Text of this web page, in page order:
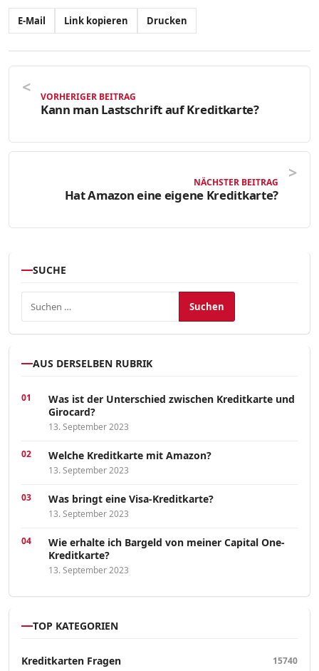
E-Mail Link kopieren Drucken
VORHERIGER BEITRAG
Kann man Lastschrift auf Kreditkarte?
NÄCHSTER BEITRAG
Hat Amazon eine eigene Kreditkarte?
SUCHE
Suchen nach:
AUS DERSELBEN RUBRIK
Was ist der Unterschied zwischen Kreditkarte und
Girocard?
13. September 2023
Welche Kreditkarte mit Amazon?
13. September 2023
Was bringt eine Visa-Kreditkarte?
13. September 2023
Wie erhalte ich Bargeld von meiner Capital One-
Kreditkarte?
13. September 2023
TOP KATEGORIEN
Kreditkarten Fragen 15740